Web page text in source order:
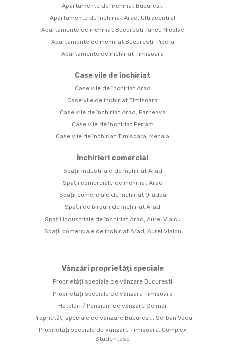
Apartamente de închiriat Bucuresti
Apartamente de închiriat Arad, Ultracentral
Apartamente de închiriat Bucuresti, Iancu Nicolae
Apartamente de închiriat Bucuresti, Pipera
Apartamente de închiriat Timisoara
Case vile de închiriat
Case vile de închiriat Arad
Case vile de închiriat Timisoara
Case vile de închiriat Arad, Parneava
Case vile de închiriat Periam
Case vile de închiriat Timisoara, Mehala
Închirieri comercial
Spații industriale de închiriat Arad
Spații comerciale de închiriat Arad
Spații comerciale de închiriat Oradea
Spații de birouri de închiriat Arad
Spații industriale de închiriat Arad, Aurel Vlaicu
Spații comerciale de închiriat Arad, Aurel Vlaicu
Vânzări proprietăți speciale
Proprietăți speciale de vânzare Bucuresti
Proprietăți speciale de vânzare Timisoara
Hoteluri / Pensiuni de vânzare Gelmar
Proprietăți speciale de vânzare Bucuresti, Serban Voda
Proprietăți speciale de vânzare Timisoara, Complex
Studentesc